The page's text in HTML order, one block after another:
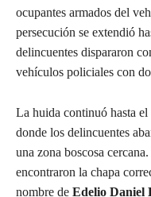
ocupantes armados del
persecución se extendió
delincuentes dispararon
vehículos policiales con
La huida continuó hasta
donde los delincuentes
una zona boscosa
encontraron la chapa
nombre de Edelio Daniel